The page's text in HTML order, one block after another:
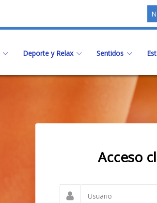
Deporte y Relax Sentidos
Acceso